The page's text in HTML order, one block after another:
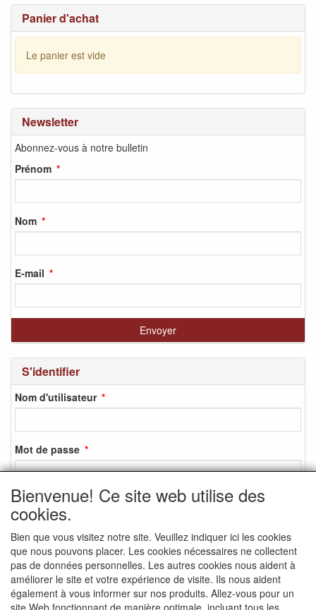
Panier d'achat
Le panier est vide
Newsletter
Abonnez-vous à notre bulletin
Prénom
Nom
E-mail
S'identifier
Nom d'utilisateur
Mot de passe
S'inscrire
Mot de passe oublié ?
Bienvenue! Ce site web utilise des
cookies.
Bien que vous visitez notre site. Veuillez indiquer ici les cookies
que nous pouvons placer. Les cookies nécessaires ne collectent
pas de données personnelles. Les autres cookies nous aident à
améliorer le site et votre expérience de visite. Ils nous aident
également à vous informer sur nos produits. Allez-vous pour un
site Web fonctionnant de manière optimale, incluant tous les